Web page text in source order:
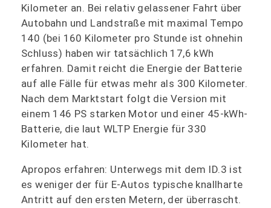
Kilometer an. Bei relativ gelassener Fahrt über
Autobahn und Landstraße mit maximal Tempo
140 (bei 160 Kilometer pro Stunde ist ohnehin
Schluss) haben wir tatsächlich 17,6 kWh
erfahren. Damit reicht die Energie der Batterie
auf alle Fälle für etwas mehr als 300 Kilometer.
Nach dem Marktstart folgt die Version mit
einem 146 PS starken Motor und einer 45-kWh-
Batterie, die laut WLTP Energie für 330
Kilometer hat.
Apropos erfahren: Unterwegs mit dem ID.3 ist
es weniger der für E-Autos typische knallharte
Antritt auf den ersten Metern, der überrascht.